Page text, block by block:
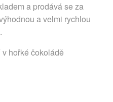
a prodává se za
a velmi rychlou
.
hořké čokoládě